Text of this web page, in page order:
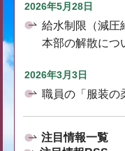
2026年5月28日
給水制限（減圧
本部の解散につ
2026年3月3日
職員の「服装の
注目情報一覧